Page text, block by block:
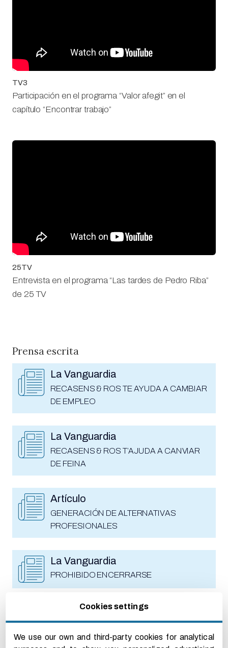
TV3
Participación en el programa “Valor afegit” en el
capítulo “Encontrar trabajo”
25TV
Entrevista en el programa “Las tardes de Pedro Riba”
de 25 TV
Prensa escrita
La Vanguardia
RECASENS & ROS TE AYUDA A CAMBIAR
DE EMPLEO
La Vanguardia
RECASENS & ROS T’AJUDA A CANVIAR
DE FEINA
Artículo
GENERACIÓN DE ALTERNATIVAS
PROFESIONALES
La Vanguardia
PROHIBIDO ENCERRARSE
La Vanguardia
LO HACEMOS POSIBLE
Cookies settings
We use our own and third-party cookies for analytical